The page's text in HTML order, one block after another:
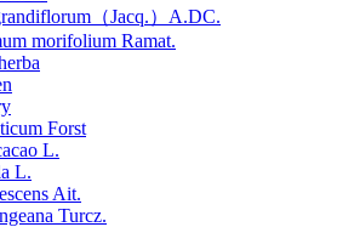
（Jacq.）A.DC.
morifolium Ramat.
Forst
L.
L.
Ait.
Turcz.